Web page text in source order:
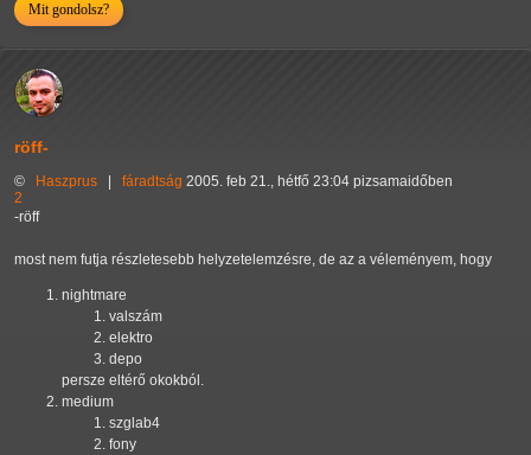
Mit gondolsz?
röff-
© Haszprus | fáradtság 2005. feb 21., hétfő 23:04 pizsamaidőben
2
-röff
most nem futja részletesebb helyzetelemzésre, de az a véleményem, hogy
nightmare
valszám
elektro
depo
persze eltérő okokból.
medium
szglab4
fony